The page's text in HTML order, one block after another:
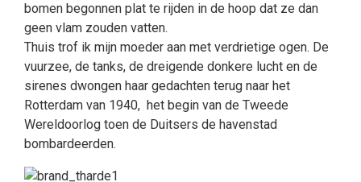
bomen begonnen plat te rijden in de hoop dat ze dan
geen vlam zouden vatten.
Thuis trof ik mijn moeder aan met verdrietige ogen. De
vuurzee, de tanks, de dreigende donkere lucht en de
sirenes dwongen haar gedachten terug naar het
Rotterdam van 1940, het begin van de Tweede
Wereldoorlog toen de Duitsers de havenstad
bombardeerden.